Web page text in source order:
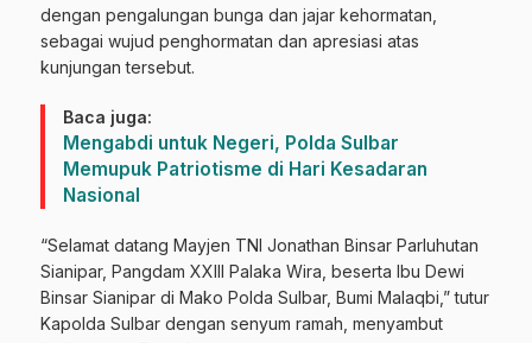
dengan pengalungan bunga dan jajar kehormatan,
sebagai wujud penghormatan dan apresiasi atas
kunjungan tersebut.
Baca juga:
Mengabdi untuk Negeri, Polda Sulbar
Memupuk Patriotisme di Hari Kesadaran
Nasional
“Selamat datang Mayjen TNI Jonathan Binsar Parluhutan
Sianipar, Pangdam XXIII Palaka Wira, beserta Ibu Dewi
Binsar Sianipar di Mako Polda Sulbar, Bumi Malaqbi,” tutur
Kapolda Sulbar dengan senyum ramah, menyambut